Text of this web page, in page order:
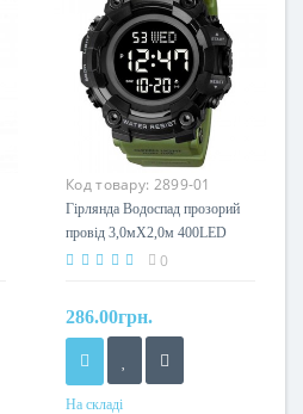
Код товару: 2899-01
Гірлянда Водоспад прозорий
провід 3,0мХ2,0м 400LED
(білий) IT-RAINS-400-W 30шт
0
286.00грн.
На складі